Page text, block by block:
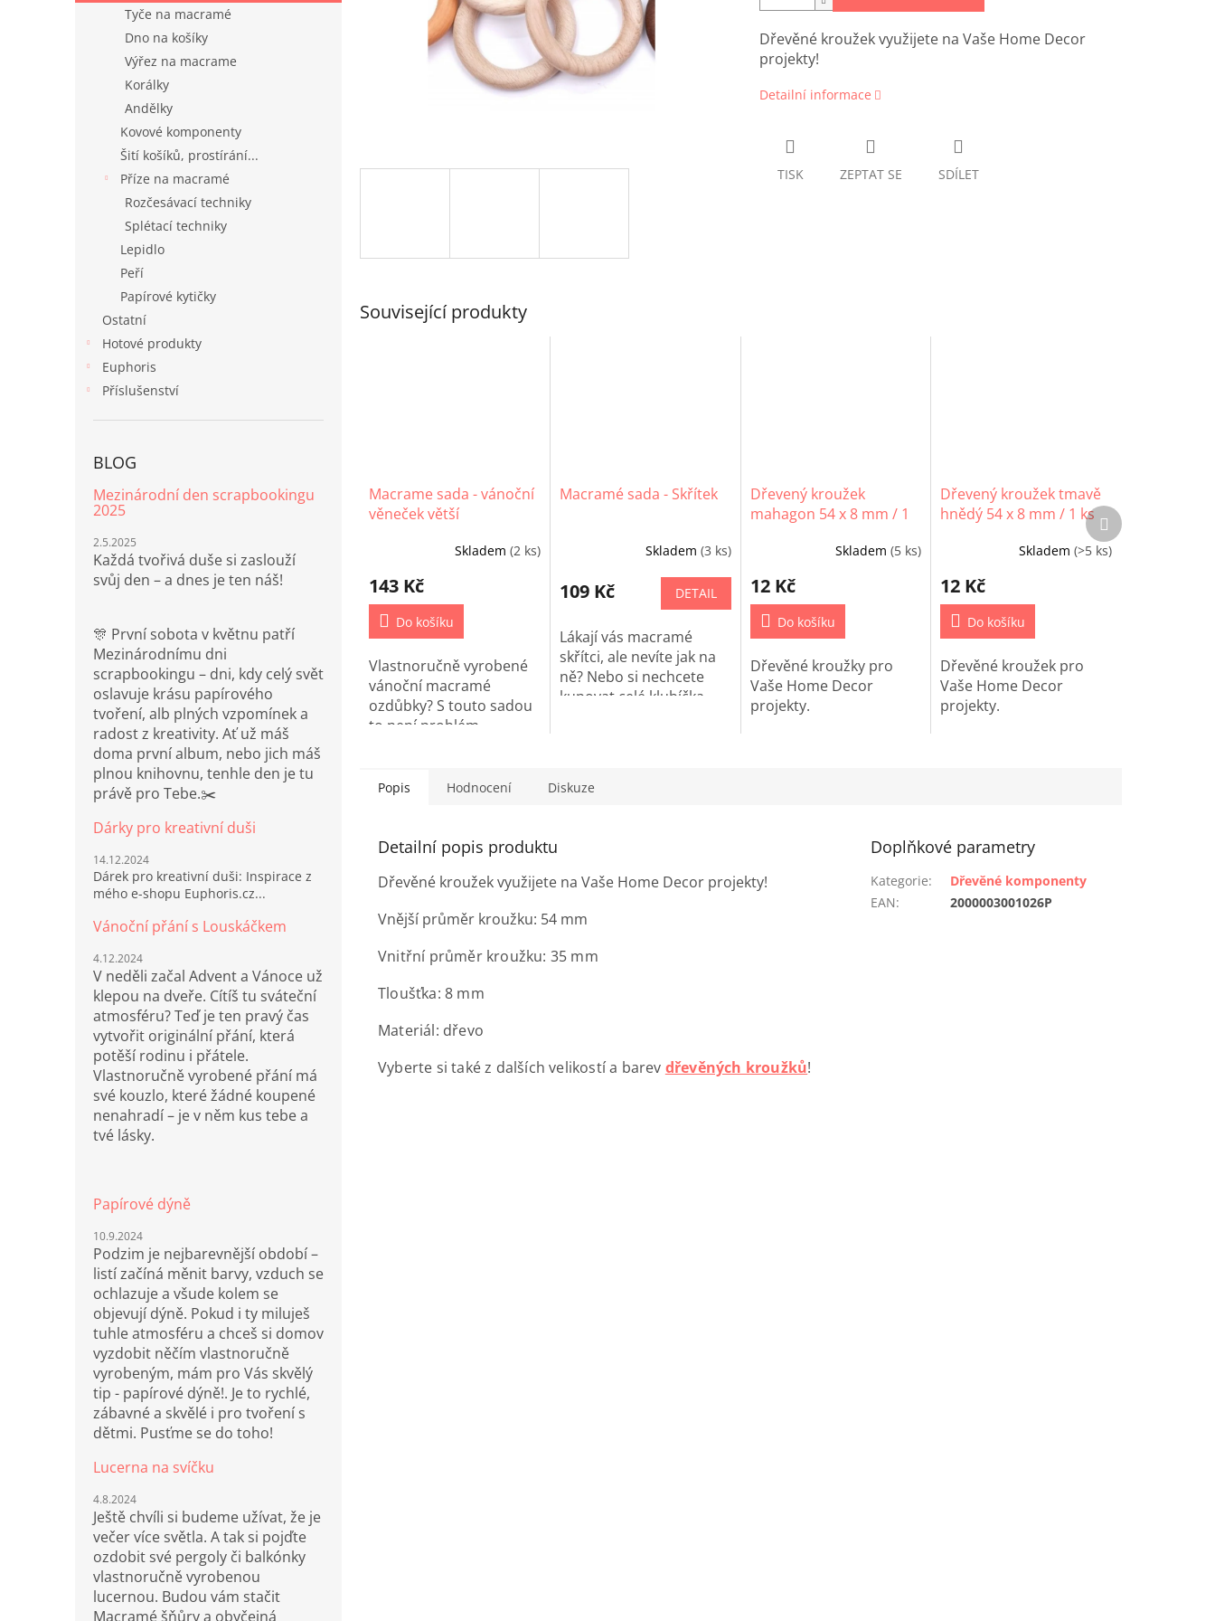
Tyče na macramé
Dno na košíky
Výřez na macrame
Korálky
Andělky
Kovové komponenty
Šití košíků, prostírání...
Příze na macramé
Rozčesávací techniky
Splétací techniky
Lepidlo
Peří
Papírové kytičky
Ostatní
Hotové produkty
Euphoris
Příslušenství
BLOG
Mezinárodní den scrapbookingu
2025
2.5.2025
Každá tvořivá duše si zaslouží
svůj den – a dnes je ten náš!
🎊 První sobota v květnu patří
Mezinárodnímu dni
scrapbookingu – dni, kdy celý svět
oslavuje krásu papírového
tvoření, alb plných vzpomínek a
radost z kreativity. Ať už máš
doma první album, nebo jich máš
plnou knihovnu, tenhle den je tu
právě pro Tebe.✂️
Dárky pro kreativní duši
14.12.2024
Dárek pro kreativní duši: Inspirace z
mého e-shopu Euphoris.cz...
Vánoční přání s Louskáčkem
4.12.2024
V neděli začal Advent a Vánoce už
klepou na dveře. Cítíš tu sváteční
atmosféru? Teď je ten pravý čas
vytvořit originální přání, která
potěší rodinu i přátele.
Vlastnoručně vyrobené přání má
své kouzlo, které žádné koupené
nenahradí – je v něm kus tebe a
tvé lásky.
Papírové dýně
10.9.2024
Podzim je nejbarevnější období –
listí začíná měnit barvy, vzduch se
ochlazuje a všude kolem se
objevují dýně. Pokud i ty miluješ
tuhle atmosféru a chceš si domov
vyzdobit něčím vlastnoručně
vyrobeným, mám pro Vás skvělý
tip - papírové dýně!. Je to rychlé,
zábavné a skvělé i pro tvoření s
dětmi. Pusťme se do toho!
Lucerna na svíčku
4.8.2024
Ještě chvíli si budeme užívat, že je
večer více světla. A tak si pojďte
ozdobit své pergoly či balkónky
vlastnoručně vyrobenou
lucernou. Budou vám stačit
Macramé šňůry a obyčejná
Dřevěné kroužek využijete na Vaše Home Decor
projekty!
Detailní informace
TISK ZEPTAT SE SDÍLET
Související produkty
Macrame sada - vánoční
věneček větší
Skladem (2 ks)
143 Kč
Do košíku
Vlastnoručně vyrobené
vánoční macramé
ozdůbky? S touto sadou
to není problém.
Macramé sada - Skřítek
Skladem (3 ks)
109 Kč DETAIL
Lákají vás macramé
skřítci, ale nevíte jak na
ně? Nebo si nechcete
kupovat celé klubíčka
Dřevený kroužek
mahagon 54 x 8 mm / 1
Skladem(5 ks)
12 Kč
Do košíku
Dřevěné kroužky pro
Vaše Home Decor
projekty.
Dřevený kroužek tmavě
hnědý 54 x 8 mm / 1 ks
Skladem (>5 ks)
12 Kč
Do košíku
Dřevěné kroužek pro
Vaše Home Decor
projekty.
Další
produkt
Popis Hodnocení Diskuze
Detailní popis produktu
Dřevěné kroužek využijete na Vaše Home Decor projekty!
Vnější průměr kroužku: 54 mm
Vnitřní průměr kroužku: 35 mm
Tloušťka: 8 mm
Materiál: dřevo
Vyberte si také z dalších velikostí a barev dřevěných kroužků!
Doplňkové parametry
Kategorie:
Dřevěné komponenty
EAN: 2000003001026P